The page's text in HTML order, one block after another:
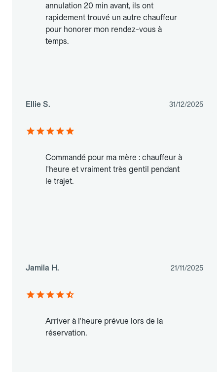
annulation 20 min avant, ils ont
rapidement trouvé un autre chauffeur
pour honorer mon rendez-vous à
temps.
Ellie S. 31/12/2025
Commandé pour ma mère : chauffeur à
l'heure et vraiment très gentil pendant
le trajet.
Jamila H. 21/11/2025
Arriver à l'heure prévue lors de la
réservation.